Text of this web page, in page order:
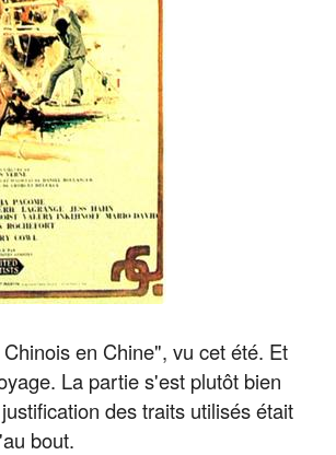
en Chine", vu cet été. Et
La partie s'est plutôt bien
des traits utilisés était
bout.